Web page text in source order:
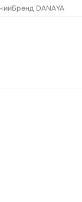
Бренд DANAYA